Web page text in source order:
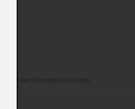
ACTIVA DEL 01/02/2023 A 01/02/2024